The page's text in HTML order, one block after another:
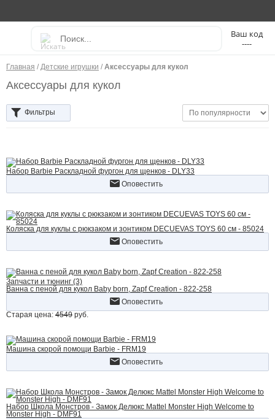
----
Главная / Детские игрушки / Аксессуары для кукол
Аксессуары для кукол
Фильтры
Набор Barbie Раскладной фургон для щенков - DLY33
Оповестить
Коляска для куклы с рюкзаком и зонтиком DECUEVAS TOYS 60 см - 85024
Оповестить
Запчасти и тюнинг (3)
Ванна с пеной для кукол Baby born, Zapf Creation - 822-258
Оповестить
Старая цена: 4549 руб.
Машина скорой помощи Barbie - FRM19
Оповестить
Набор Школа Монстров - Замок Делюкс Mattel Monster High Welcome to
Monster High - DMF91